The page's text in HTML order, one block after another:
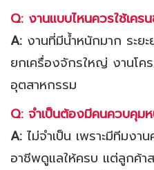
Q: งานแบบไหนควรใช้เคร
A: งานที่มีน้ำหนักมาก ระย
ยกเครื่องจักรใหญ่ งานโค
อุตสาหกรรม
Q: จำเป็นต้องมีคนควบคุมห
A: ไม่จำเป็น เพราะมีทีมงา
อาชีพดูแลให้ครบ แต่ลูกค้า